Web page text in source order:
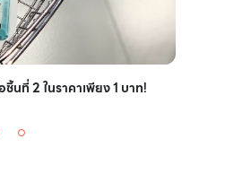
นที่ 2 ในราคาเพียง 1 บาท!